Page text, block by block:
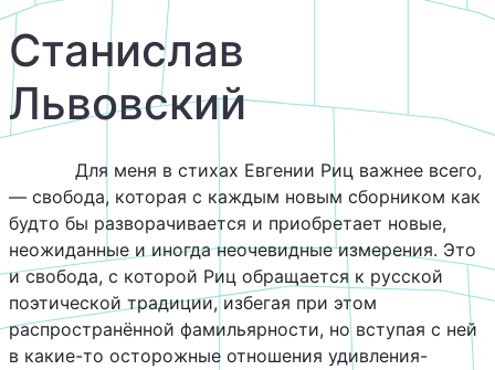
Станислав
Львовский
Для меня в стихах Евгении Риц важнее всего,
— свобода, которая с каждым новым сборником как
будто бы разворачивается и приобретает новые,
неожиданные и иногда неочевидные измерения. Это
и свобода, с которой Риц обращается к русской
поэтической традиции, избегая при этом
распространённой фамильярности, но вступая с ней
в какие-то осторожные отношения удивления-